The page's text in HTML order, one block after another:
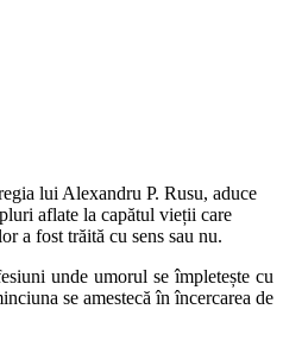
lui Alexandru P. Rusu, aduce
aflate la capătul vieții care
a fost trăită cu sens sau nu.
unde umorul se împletește cu
se amestecă în încercarea de